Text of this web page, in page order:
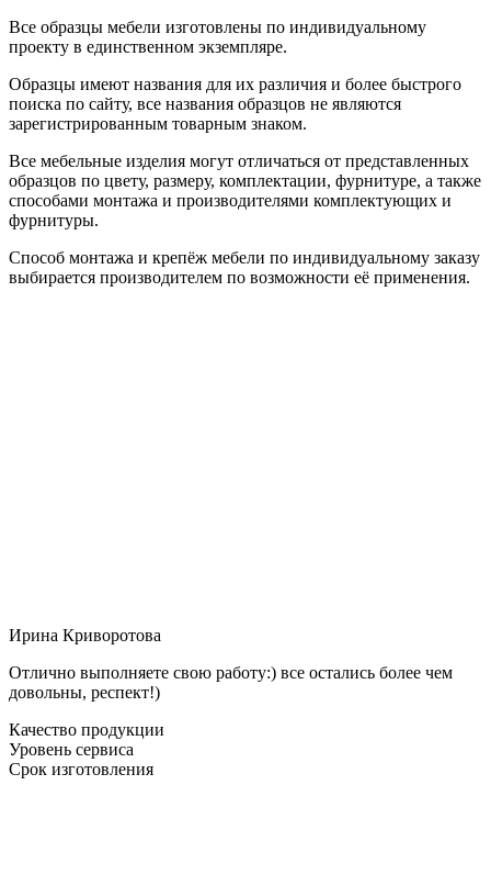
Все образцы мебели изготовлены по индивидуальному
проекту в единственном экземпляре.
Образцы имеют названия для их различия и более быстрого
поиска по сайту, все названия образцов не являются
зарегистрированным товарным знаком.
Все мебельные изделия могут отличаться от представленных
образцов по цвету, размеру, комплектации, фурнитуре, а также
способами монтажа и производителями комплектующих и
фурнитуры.
Способ монтажа и крепёж мебели по индивидуальному заказу
выбирается производителем по возможности её применения.
Ирина Криворотова
Отлично выполняете свою работу:) все остались более чем
довольны, респект!)
Качество продукции
Уровень сервиса
Срок изготовления